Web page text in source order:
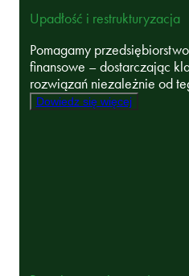
Upadłość i restrukturyzacja
Pomagamy
finansowe – dostarczając
rozwiązań niezależnie od
Dowiedz się więcej